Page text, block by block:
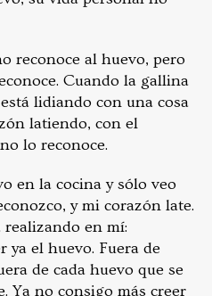
reconoce al huevo, pero
Cuando la gallina
lidiando con una cosa
latiendo, con el
lo reconoce.
en la cocina y sólo veo
y mi corazón late.
realizando en mí:
ya el huevo. Fuera de
de cada huevo que se
Ya no consigo más creer